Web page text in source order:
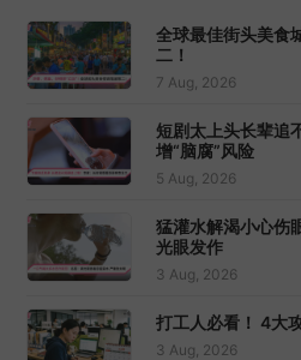
全球最佳街头美食城市出炉 KL
二！
7 Aug, 2026
短剧太上头长辈追
增“脑腐”风险
5 Aug, 2026
猛灌水解渴小心伤
光眼发作
3 Aug, 2026
打工人必看！ 4大
3 Aug, 2026